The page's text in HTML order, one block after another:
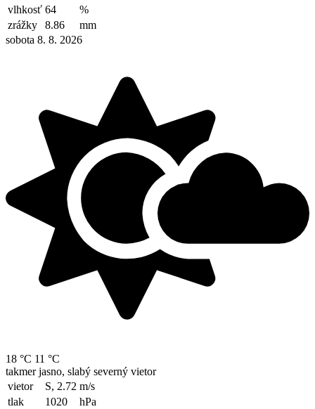
vlhkosť 64
%
zrážky
8.86
mm
sobota 8. 8. 2026
18 °C 11 °C
takmer jasno, slabý severný vietor
vietor
S, 2.72 m/s
tlak
1020
hPa